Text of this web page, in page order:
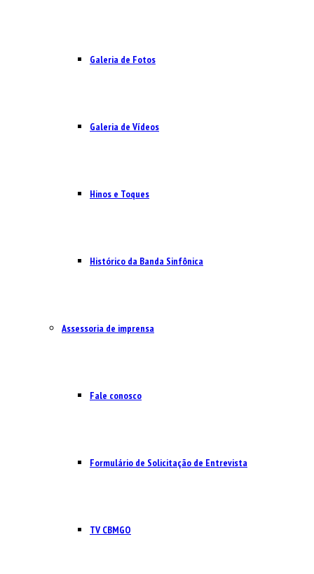
Galeria de Fotos
Galeria de Vídeos
Hinos e Toques
Histórico da Banda Sinfônica
Assessoria de imprensa
Fale conosco
Formulário de Solicitação de Entrevista
TV CBMGO